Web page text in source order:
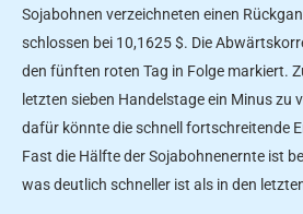
Sojabohnen verzeichneten einen
schlossen bei 10,1625 $. Die
den fünften roten Tag in Folge markiert.
letzten sieben Handelstage ein Minus zu
dafür könnte die schnell fortschreitende
Fast die Hälfte der Sojabohnenernte ist
was deutlich schneller ist als in den